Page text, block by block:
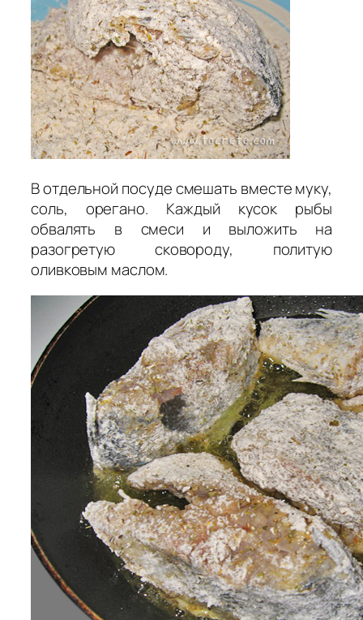
В отдельной посуде смешать вместе муку,
соль, орегано. Каждый кусок рыбы
обвалять в смеси и выложить на
разогретую сковороду, политую
оливковым маслом.